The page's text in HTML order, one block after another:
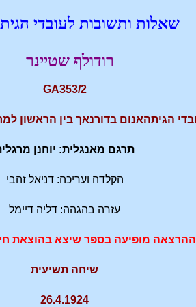
שאלות ותשובות לעובדי
רודולף שטיינר
GA353/2
תרגם מאנגלית: יוחנן
הקלדה ועריכה: דניאל זהבי
עזרה בהגהה: דליה דיימל
ההרצאה מופיעה בספר שיצא בהוצאת
שיחה תשיעית
26.4.1924